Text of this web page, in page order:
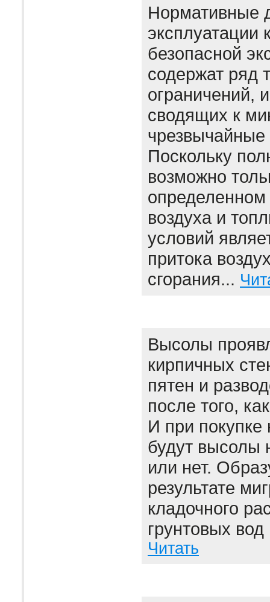
Нормативные
эксплуатации
безопасной
содержат ряд
ограничений,
сводящих к
чрезвычайные
Поскольку
возможно
воздуха и
условий
притока
сгорания...
Высолы
кирпичных
пятен и
после того,
И при покупке
будут высолы
или нет.
результате
кладочного
грунтовых
Читать